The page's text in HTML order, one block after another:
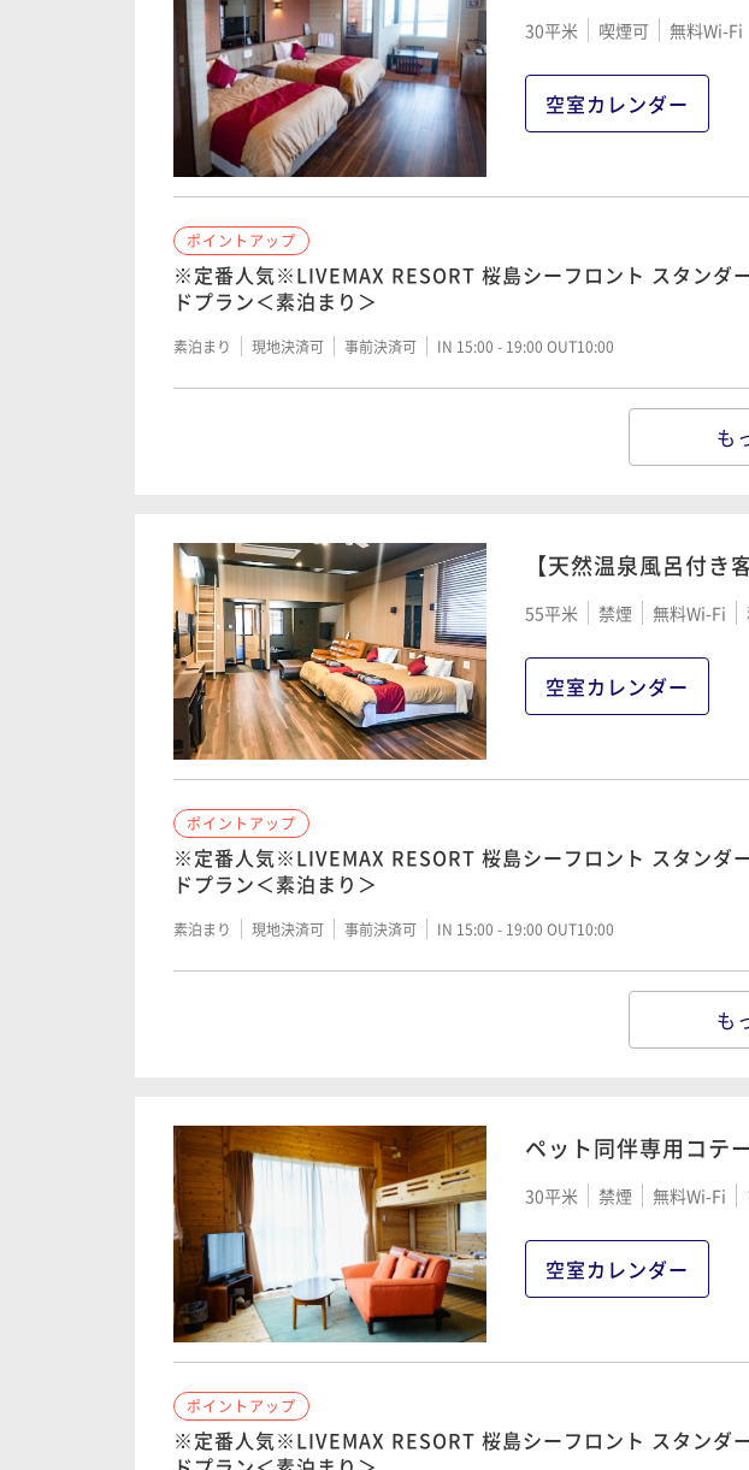
30平米 喫煙可 無料Wi-Fi
空室カレンダー
ポイントアップ
※定番人気※LIVEMAX RESORT 桜島シーフロント スタンダ
ドプラン＜素泊まり＞
素泊まり 現地決済可 事前決済可 IN 15:00 - 19:00 OUT10:00
LIVEMAX RESORT 桜島シーフロント スタンダードプラン＜
ポイントアップ
宿の日 LIVEMAX RESORT 桜島シーフロント スタンダードプ
ラン＜朝+夕食付き＞
二食付き 現地決済可 事前決済可 IN 15:00 - 19:00 OUT10:00
も
【天然温泉風呂付
55平米 禁煙 無料Wi-Fi
空室カレンダー
ポイントアップ
※定番人気※LIVEMAX RESORT 桜島シーフロント スタンダ
ドプラン＜素泊まり＞
素泊まり 現地決済可 事前決済可 IN 15:00 - 19:00 OUT10:00
LIVEMAX RESORT 桜島シーフロント スタンダードプラン＜
ポイントアップ
宿の日 LIVEMAX RESORT 桜島シーフロント スタンダードプ
ラン＜朝+夕食付き＞
二食付き 現地決済可 事前決済可 IN 15:00 - 19:00 OUT10:00
も
ペット同伴専用コテ
30平米 禁煙 無料Wi-Fi
空室カレンダー
ポイントアップ
※定番人気※LIVEMAX RESORT 桜島シーフロント スタンダ